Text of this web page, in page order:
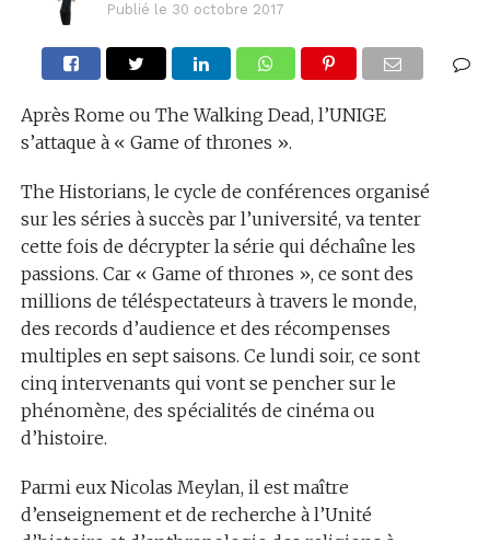
Publié le 30 octobre 2017
Après Rome ou The Walking Dead, l’UNIGE
s’attaque à « Game of thrones ».
The Historians, le cycle de conférences organisé
sur les séries à succès par l’université, va tenter
cette fois de décrypter la série qui déchaîne les
passions. Car « Game of thrones », ce sont des
millions de téléspectateurs à travers le monde,
des records d’audience et des récompenses
multiples en sept saisons. Ce lundi soir, ce sont
cinq intervenants qui vont se pencher sur le
phénomène, des spécialités de cinéma ou
d’histoire.
Parmi eux Nicolas Meylan, il est maître
d’enseignement et de recherche à l’Unité
d’histoire et d’anthropologie des religions à